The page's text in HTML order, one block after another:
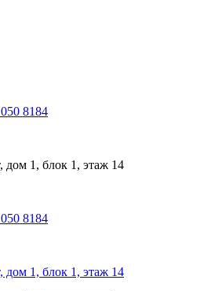
8184
дом 1, блок 1, этаж 14
8184
дом 1, блок 1, этаж 14